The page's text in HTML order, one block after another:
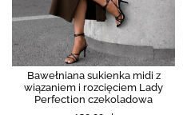
Bawełniana sukienka midi z
wiązaniem i rozcięciem Lady
Perfection czekoladowa